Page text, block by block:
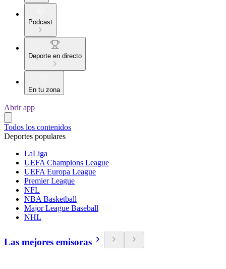
Podcast
Deporte en directo
En tu zona
Abrir app
Todos los contenidos
Deportes populares
LaLiga
UEFA Champions League
UEFA Europa League
Premier League
NFL
NBA Basketball
Major League Baseball
NHL
Las mejores emisoras